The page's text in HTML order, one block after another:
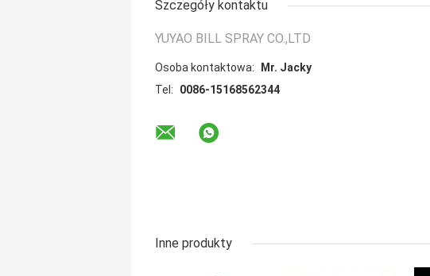
Szczegóły kontaktu
YUYAO BILL SPRAY CO.,LTD
Osoba kontaktowa:
Mr. Jacky
Tel:
0086-15168562344
Inne produkty